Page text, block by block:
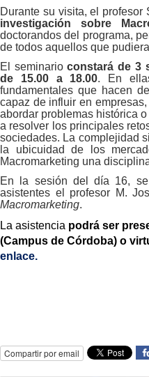
Durante su visita, el profesor
investigación sobre
doctorandos del programa,
de todos aquellos que
El seminarioconstará de 3
de 15.00 a 18.00. En
fundamentales que hacen
capaz de influir en
abordar problemas histórica
a resolver los principales
sociedades. La complejidad
la ubicuidad de los
Macromarketing una
En la sesión del día 16,
asistentes el profesor M.
Macromarketing.
La asistencia podrá ser
(Campus de Córdoba) o
enlace.
Compartir por email